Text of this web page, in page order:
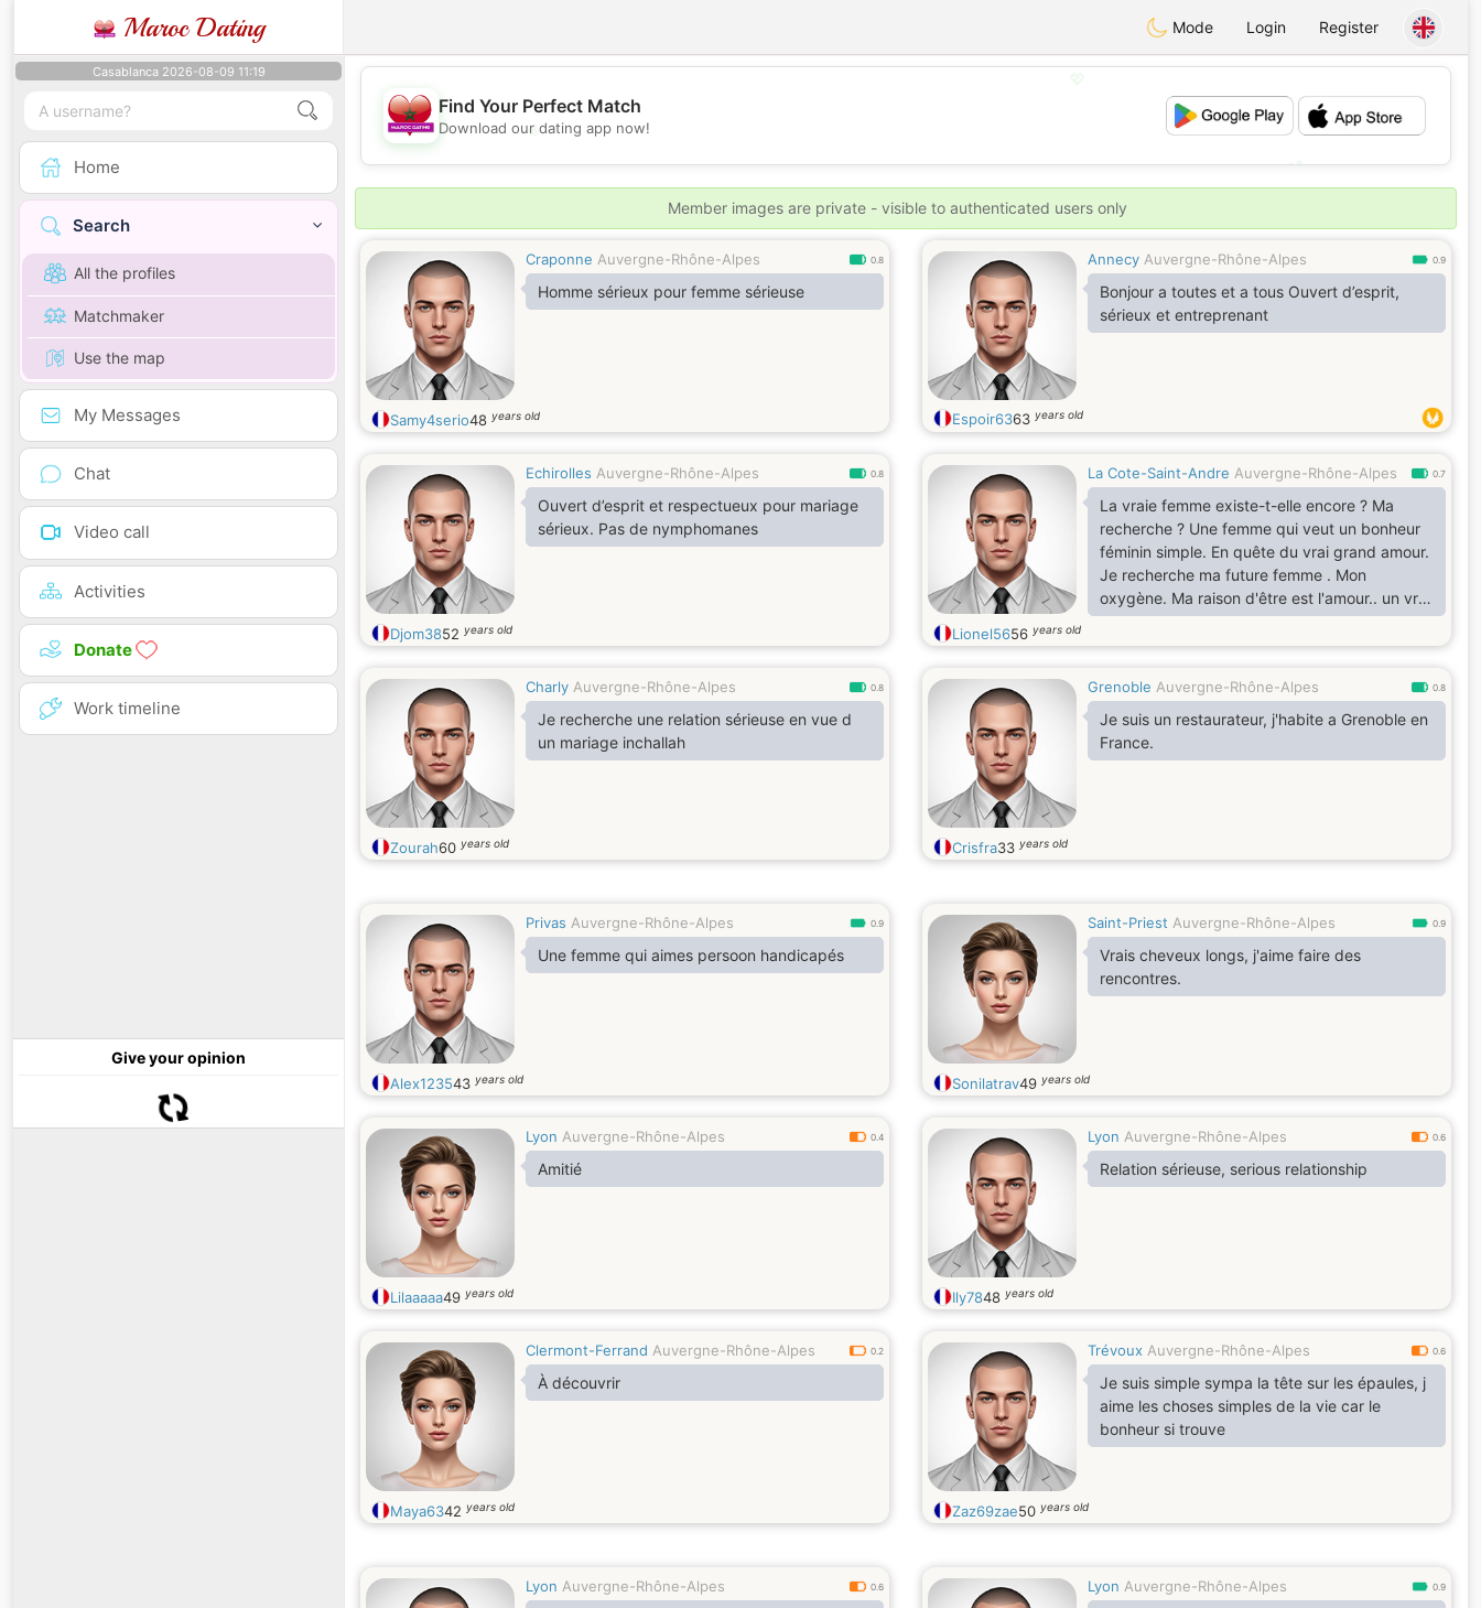
Maroc Dating Mode Login Register
Casablanca 2026-08-09 11:19
Home
Search
All the profiles
Matchmaker
Use the map
My Messages
Chat
Video call
Activities
Donate
Work timeline
Give your opinion
💖
💕
Find Your Perfect Match
Download our dating app now!
Member images are private - visible to authenticated users only
Craponne Auvergne-Rhône-Alpes 0.8
Homme sérieux pour femme sérieuse
Samy4serio48 years old
Annecy Auvergne-Rhône-Alpes 0.9
Bonjour a toutes et a tous Ouvert d’esprit,
sérieux et entreprenant
Espoir6363 years old
Echirolles Auvergne-Rhône-Alpes 0.8
Ouvert d’esprit et respectueux pour mariage
sérieux. Pas de nymphomanes
Djom3852 years old
La Cote-Saint-Andre Auvergne-Rhône-Alpes 0.7
La vraie femme existe-t-elle encore ? Ma
recherche ? Une femme qui veut un bonheur
féminin simple. En quête du vrai grand amour.
Je recherche ma future femme . Mon
oxygène. Ma raison d'être est l'amour.. un vrai
homme pour une vrai femme. une femme
différente exclusive jalouse possessive
la famille
Lionel5656 years old
Charly Auvergne-Rhône-Alpes 0.8
Je recherche une relation sérieuse en vue d
un mariage inchallah
Zourah60 years old
Grenoble Auvergne-Rhône-Alpes 0.8
Je suis un restaurateur, j'habite a Grenoble en
France.
Crisfra33 years old
Privas Auvergne-Rhône-Alpes 0.9
Une femme qui aimes persoon handicapés
Alex123543 years old
Saint-Priest Auvergne-Rhône-Alpes 0.9
Vrais cheveux longs, j'aime faire des
rencontres.
Sonilatrav49 years old
Lyon Auvergne-Rhône-Alpes 0.4
Amitié
Lilaaaaa49 years old
Lyon Auvergne-Rhône-Alpes 0.6
Relation sérieuse, serious relationship
Ily7848 years old
Clermont-Ferrand Auvergne-Rhône-Alpes 0.2
À découvrir
Maya6342 years old
Trévoux Auvergne-Rhône-Alpes 0.6
Je suis simple sympa la tête sur les épaules, j
aime les choses simples de la vie car le
bonheur si trouve
Zaz69zae50 years old
Lyon Auvergne-Rhône-Alpes 0.6 Lyon Auvergne-Rhône-Alpes 0.9